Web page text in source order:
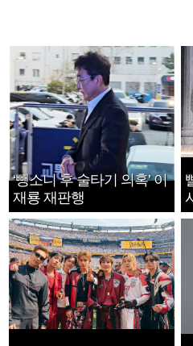
‘뺑소니 후 술타기 의혹’ 이
재룡 재판행